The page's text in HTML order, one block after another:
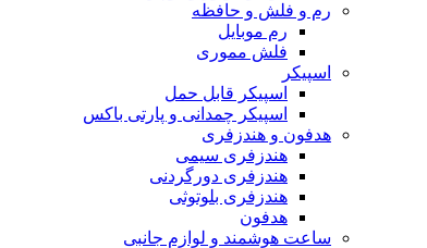
رم و فلش و حافظه
رم موبایل
فلش مموری
اسپیکر
اسپیکر قابل حمل
اسپیکر چمدانی و پارتی باکس
هدفون و هندزفری
هندزفری سیمی
هندزفری دورگردنی
هندزفری بلوتوثی
هدفون
ساعت هوشمند و لوازم جانبی